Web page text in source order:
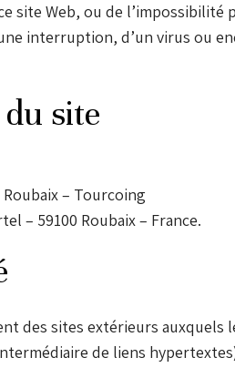
site Web, ou de l’impossibilité
interruption, d’un virus ou
site
Roubaix – Tourcoing
– 59100 Roubaix – France.
des sites extérieurs auxquels
de liens